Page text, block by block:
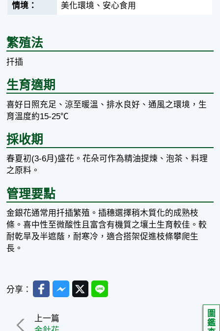
圖
鑑
美化環境、安心食用
繁殖法
扦插
生育適期
喜好日照充足、涼至暖溫、排水良好、通風之環境，生
育溫度約15-25℃
採收期
春夏初(3-6月)盛花。花朵可作為精油提煉、泡茶、料理
之原料。
管理要點
金銀花通常用扦插繁殖。插穗選擇稍木質化的成熟枝
條。喜中性至微酸性且富含有機質之壤土生育較佳。較
耐乾旱及半遮蔭，耐寒冷，適合搭架促進枝條攀爬生
長。
分享： FacebookMessenger
TwitterLine
上一篇